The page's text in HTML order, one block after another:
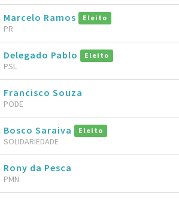
Marcelo Ramos Eleito
PR
Delegado Pablo Eleito
PSL
Francisco Souza
PODE
Bosco Saraiva Eleito
SOLIDARIEDADE
Rony da Pesca
PMN